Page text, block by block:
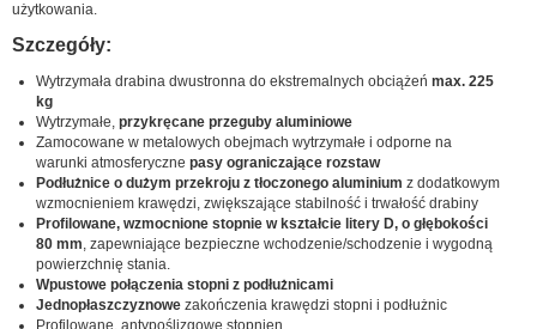
użytkowania.
Szczegóły:
Wytrzymała drabina dwustronna do ekstremalnych obciążeń max. 225
kg
Wytrzymałe, przykręcane przeguby aluminiowe
Zamocowane w metalowych obejmach wytrzymałe i odporne na
warunki atmosferyczne pasy ograniczające rozstaw
Podłużnice o dużym przekroju z tłoczonego aluminium z dodatkowym
wzmocnieniem krawędzi, zwiększające stabilność i trwałość drabiny
Profilowane, wzmocnione stopnie w kształcie litery D, o głębokości
80 mm, zapewniające bezpieczne wchodzenie/schodzenie i wygodną
powierzchnię stania.
Wpustowe połączenia stopni z podłużnicami
Jednopłaszczyznowe zakończenia krawędzi stopni i podłużnic